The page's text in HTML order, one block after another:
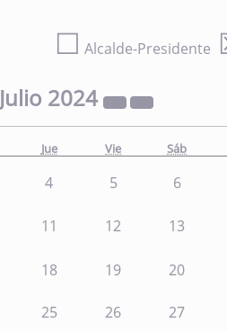
☐ Alcalde-Presidente
Julio 2024
Jue Vie Sáb
4 5 6
11 12 13
18 19 20
25 26 27